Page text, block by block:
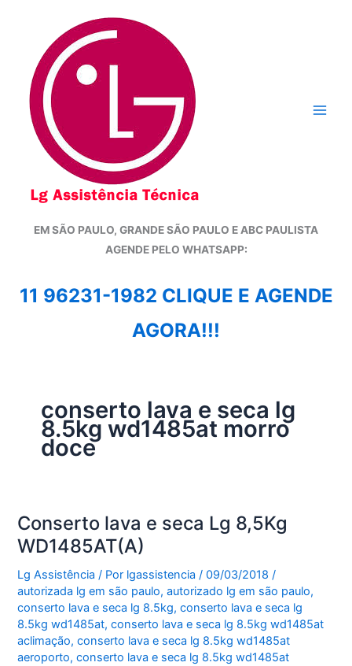
conteúdo
EM SÃO PAULO, GRANDE SÃO PAULO E ABC PAULISTA
AGENDE PELO WHATSAPP:
11 96231-1982 CLIQUE E AGENDE
AGORA!!!
conserto lava e seca lg
8.5kg wd1485at morro
doce
Conserto lava e seca Lg 8,5Kg
WD1485AT(A)
Lg Assistência / Por lgassistencia/09/03/2018 /
autorizada lg em são paulo,autorizado lg em são paulo,
conserto lava e seca lg 8.5kg,conserto lava e seca lg
8.5kg wd1485at,conserto lava e seca lg 8.5kg wd1485at
aclimação,conserto lava e seca lg 8.5kg wd1485at
aeroporto,conserto lava e seca lg 8.5kg wd1485at